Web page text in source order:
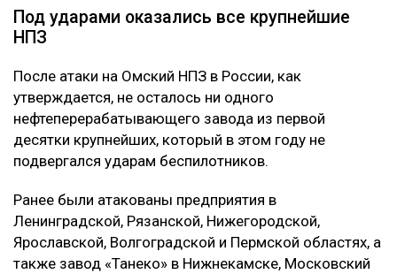
Под ударами оказались все крупнейшие
НПЗ
После атаки на Омский НПЗ в России, как
утверждается, не осталось ни одного
нефтеперерабатывающего завода из первой
десятки крупнейших, который в этом году не
подвергался ударам беспилотников.
Ранее были атакованы предприятия в
Ленинградской, Рязанской, Нижегородской,
Ярославской, Волгоградской и Пермской областях, а
также завод «Танеко» в Нижнекамске, Московский